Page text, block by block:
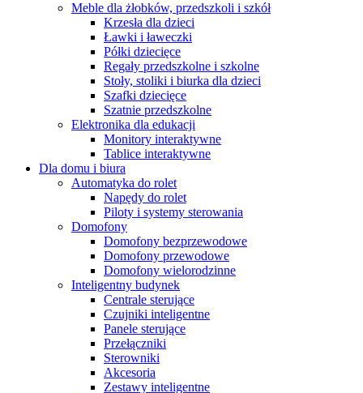
Meble dla żłobków, przedszkoli i szkół
Krzesła dla dzieci
Ławki i ławeczki
Półki dziecięce
Regały przedszkolne i szkolne
Stoły, stoliki i biurka dla dzieci
Szafki dziecięce
Szatnie przedszkolne
Elektronika dla edukacji
Monitory interaktywne
Tablice interaktywne
Dla domu i biura
Automatyka do rolet
Napędy do rolet
Piloty i systemy sterowania
Domofony
Domofony bezprzewodowe
Domofony przewodowe
Domofony wielorodzinne
Inteligentny budynek
Centrale sterujące
Czujniki inteligentne
Panele sterujące
Przełączniki
Sterowniki
Akcesoria
Zestawy inteligentne